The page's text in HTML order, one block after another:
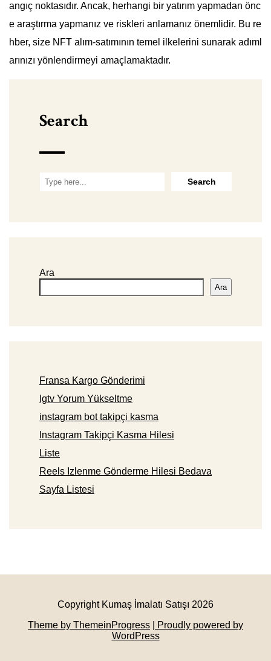
angıç noktasıdır. Ancak, herhangi bir yatırım yapmadan önc
e araştırma yapmanız ve riskleri anlamanız önemlidir. Bu re
hber, size NFT alım-satımının temel ilkelerini sunarak adıml
arınızı yönlendirmeyi amaçlamaktadır.
Search
Ara
Ara
Fransa Kargo Gönderimi
Igtv Yorum Yükseltme
instagram bot takipçi kasma
Instagram Takipçi Kasma Hilesi
Liste
Reels Izlenme Gönderme Hilesi Bedava
Sayfa Listesi
Copyright Kumaş İmalatı Satışı 2026
Theme by ThemeinProgress
| Proudly powered by
WordPress